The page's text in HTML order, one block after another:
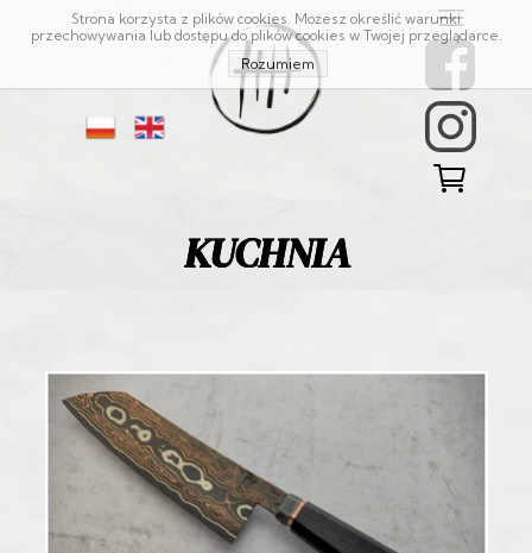
KUCHNIA
Strona korzysta z plików cookies. Możesz określić warunki
przechowywania lub dostępu do plików cookies w Twojej przeglądarce.
Rozumiem